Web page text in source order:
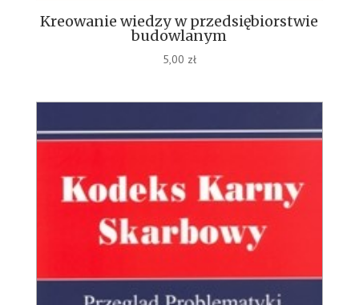
Kreowanie wiedzy w przedsiębiorstwie
budowlanym
5,00 zł